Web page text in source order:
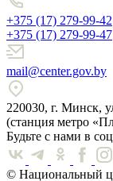
+375 (17) 279-99-42
+375 (17) 279-99-47
mail@center.gov.by
220030, г. Минск,
(станция метро
Будьте с нами в
© Национальный